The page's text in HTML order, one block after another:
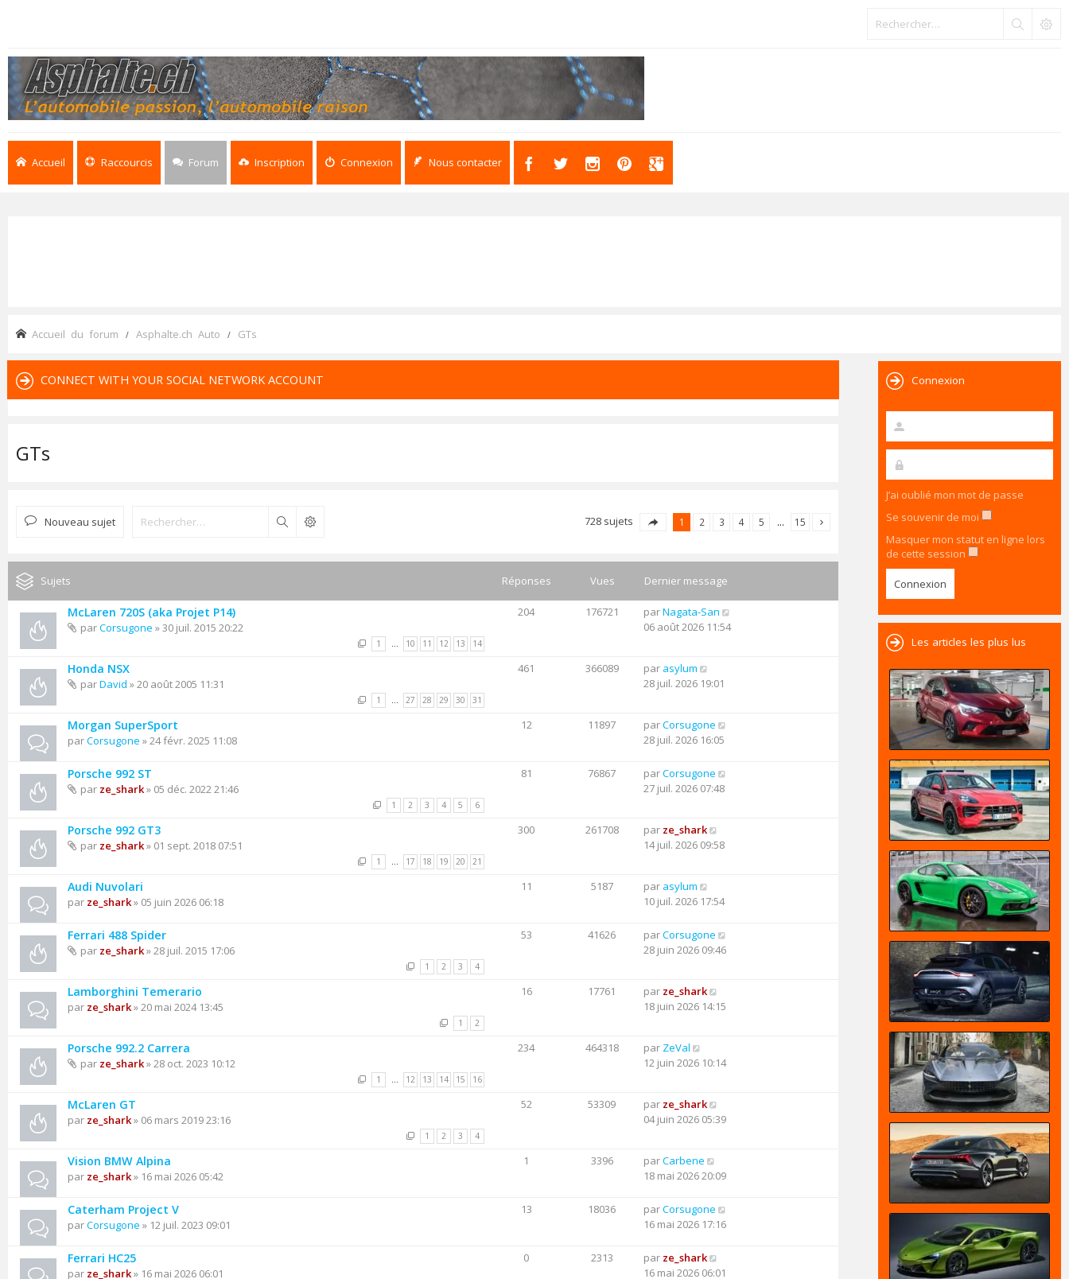
Accueil Raccourcis Forum Inscription Connexion Nous contacter
Accueil du forum Asphalte.ch Auto GTs
CONNECT WITH YOUR SOCIAL NETWORK ACCOUNT
GTs
Nouveau sujet Rechercher 728 sujets 1 2 3 4 5 … 15
Sujets Réponses Vues Dernier message
McLaren 720S (aka Projet P14)
parCorsugone » 30 juil. 2015 20:22
1 … 10 11 12 13 14
204 176721 parNagata-San
06 août 2026 11:54
Honda NSX
parDavid » 20 août 2005 11:31
1 … 27 28 29 30 31
461 366089 par asylum
28 juil. 2026 19:01
Morgan SuperSport
parCorsugone » 24 févr. 2025 11:08
12 11897 parCorsugone
28 juil. 2026 16:05
Porsche 992 ST
par ze_shark» 05 déc. 2022 21:46
1 2 3 4 5 6
81 76867 parCorsugone
27 juil. 2026 07:48
Porsche 992 GT3
par ze_shark» 01 sept. 2018 07:51
1 … 17 18 19 20 21
300 261708 par ze_shark
14 juil. 2026 09:58
Audi Nuvolari
par ze_shark» 05 juin 2026 06:18
11 5187 par asylum
10 juil. 2026 17:54
Ferrari 488 Spider
par ze_shark» 28 juil. 2015 17:06
1 2 3 4
53 41626 parCorsugone
28 juin 2026 09:46
Lamborghini Temerario
par ze_shark» 20 mai 2024 13:45
1 2
16 17761 par ze_shark
18 juin 2026 14:15
Porsche 992.2 Carrera
par ze_shark» 28 oct. 2023 10:12
1 … 12 13 14 15 16
234 464318 par ZeVal
12 juin 2026 10:14
McLaren GT
par ze_shark» 06 mars 2019 23:16
1 2 3 4
52 53309 par ze_shark
04 juin 2026 05:39
Vision BMW Alpina
par ze_shark» 16 mai 2026 05:42
1 3396 parCarbene
18 mai 2026 20:09
Caterham Project V
parCorsugone » 12 juil. 2023 09:01
13 18036 parCorsugone
16 mai 2026 17:16
Ferrari HC25
par ze_shark» 16 mai 2026 06:01
0 2313 par ze_shark
16 mai 2026 06:01
Connexion
J’ai oublié mon mot de passe
Se souvenir de moi
Masquer mon statut en ligne lors
de cette session
Les articles les plus lus